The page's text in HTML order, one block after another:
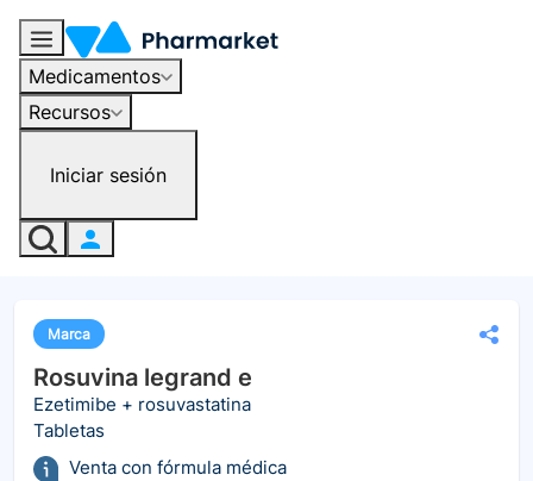
Medicamentos
Recursos
Iniciar sesión
Marca
Rosuvina legrand e
Ezetimibe + rosuvastatina
Tabletas
Venta con fórmula médica